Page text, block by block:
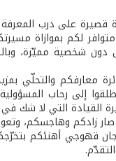
قصيرة على درب
لكم بموازاة
شخصية مميّزة،
معارفكم والتحلّي
إلى رحاب
القيادة التي لا شك
صار زادكم وهاجسكم،
قهوجي أهنئكم